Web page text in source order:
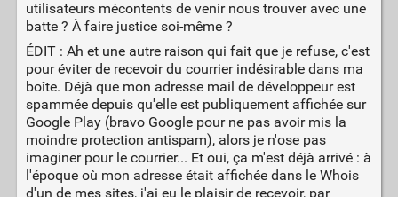
utilisateurs mécontents de venir nous trouver avec une
batte ? À faire justice soi-même ?
ÉDIT : Ah et une autre raison qui fait que je refuse, c'est
pour éviter de recevoir du courrier indésirable dans ma
boîte. Déjà que mon adresse mail de développeur est
spammée depuis qu'elle est publiquement affichée sur
Google Play (bravo Google pour ne pas avoir mis la
moindre protection antispam), alors je n'ose pas
imaginer pour le courrier... Et oui, ça m'est déjà arrivé : à
l'époque où mon adresse était affichée dans le Whois
d'un de mes sites, j'ai eu le plaisir de recevoir, par